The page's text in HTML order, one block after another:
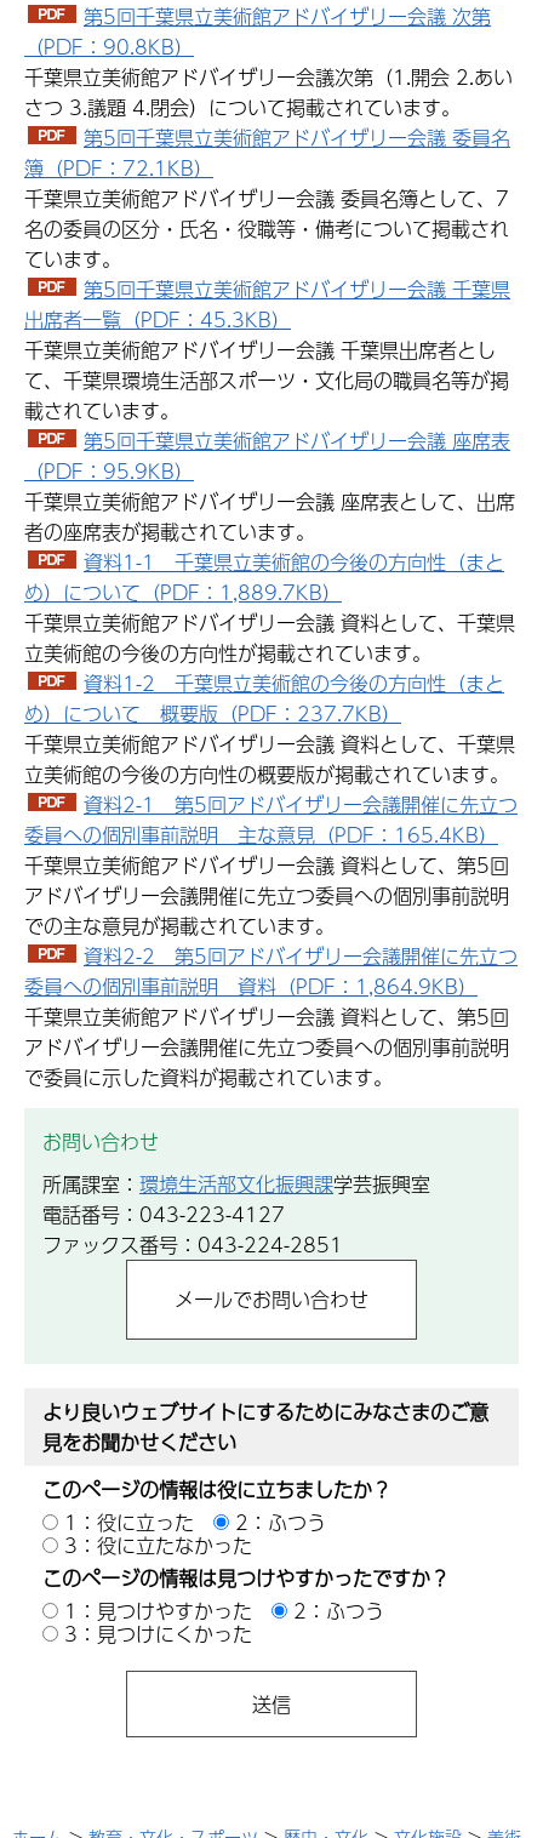
第5回千葉県立美術館アドバイザリー会議 次第
（PDF：90.8KB）
千葉県立美術館アドバイザリー会議次第（1.開会 2.あい
さつ 3.議題 4.閉会）について掲載されています。
第5回千葉県立美術館アドバイザリー会議 委員名
簿（PDF：72.1KB）
千葉県立美術館アドバイザリー会議 委員名簿として、7
名の委員の区分・氏名・役職等・備考について掲載され
ています。
第5回千葉県立美術館アドバイザリー会議 千葉県
出席者一覧（PDF：45.3KB）
千葉県立美術館アドバイザリー会議 千葉県出席者とし
て、千葉県環境生活部スポーツ・文化局の職員名等が掲
載されています。
第5回千葉県立美術館アドバイザリー会議 座席表
（PDF：95.9KB）
千葉県立美術館アドバイザリー会議 座席表として、出席
者の座席表が掲載されています。
資料1-1 千葉県立美術館の今後の方向性（まと
め）について（PDF：1,889.7KB）
千葉県立美術館アドバイザリー会議 資料として、千葉県
立美術館の今後の方向性が掲載されています。
資料1-2 千葉県立美術館の今後の方向性（まと
め）について 概要版（PDF：237.7KB）
千葉県立美術館アドバイザリー会議 資料として、千葉県
立美術館の今後の方向性の概要版が掲載されています。
資料2-1 第5回アドバイザリー会議開催に先立つ
委員への個別事前説明 主な意見（PDF：165.4KB）
千葉県立美術館アドバイザリー会議 資料として、第5回
アドバイザリー会議開催に先立つ委員への個別事前説明
での主な意見が掲載されています。
資料2-2 第5回アドバイザリー会議開催に先立つ
委員への個別事前説明 資料（PDF：1,864.9KB）
千葉県立美術館アドバイザリー会議 資料として、第5回
アドバイザリー会議開催に先立つ委員への個別事前説明
で委員に示した資料が掲載されています。
お問い合わせ
所属課室： 環境生活部文化振興課学芸振興室
電話番号：043-223-4127
ファックス番号：043-224-2851
より良いウェブサイトにするためにみなさまのご意
見をお聞かせください
このページの情報は役に立ちましたか？
1：役に立った
2：ふつう
3：役に立たなかった
このページの情報は見つけやすかったですか？
1：見つけやすかった
2：ふつう
3：見つけにくかった